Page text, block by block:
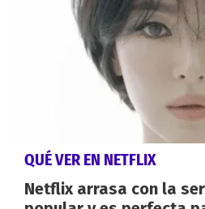
QUÉ VER EN NETFLIX
Netflix arrasa con la